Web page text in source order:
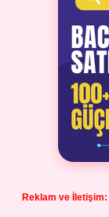
Reklam ve İletişim: